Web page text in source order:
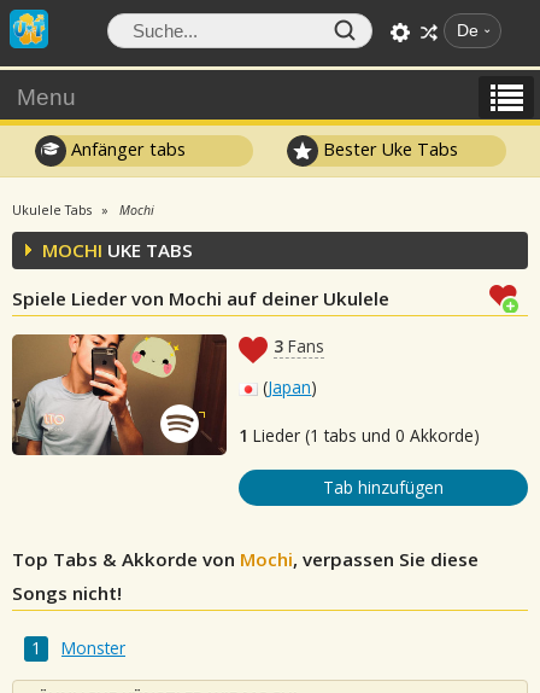
De
Menu
Anfänger tabs Bester Uke Tabs
Ukulele Tabs Mochi
MOCHI UKE TABS
Spiele Lieder von Mochi auf deiner Ukulele
3 Fans
(Japan)
1 Lieder (1 tabs und 0 Akkorde)
Tab hinzufügen
Top Tabs & Akkorde von Mochi, verpassen Sie diese
Songs nicht!
Monster